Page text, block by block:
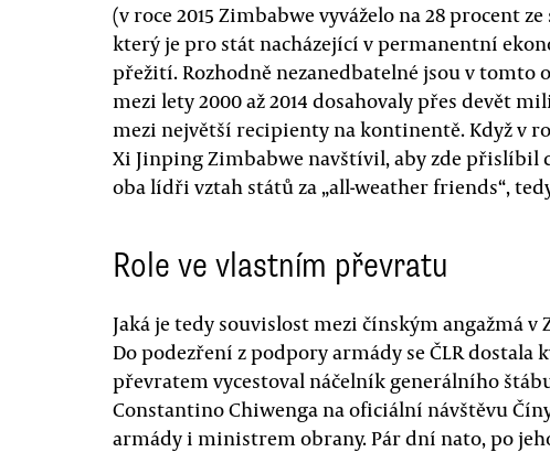
(v roce 2015 Zimbabwe vyváželo na 28 procent
který je pro stát nacházející v permanentní
přežití. Rozhodně nezanedbatelné jsou v tomto
mezi lety 2000 až 2014 dosahovaly přes devět
mezi největší recipienty na kontinentě. Když v
Xi Jinping Zimbabwe navštívil, aby zde přislíbil
oba lídři vztah států za „all-weather friends“,
Role ve vlastním převratu
Jaká je tedy souvislost mezi čínským angažmá
Do podezření z podpory armády se ČLR dostala
převratem vycestoval náčelník generálního
Constantino Chiwenga na oficiální návštěvu
armády i ministrem obrany. Pár dní nato, po